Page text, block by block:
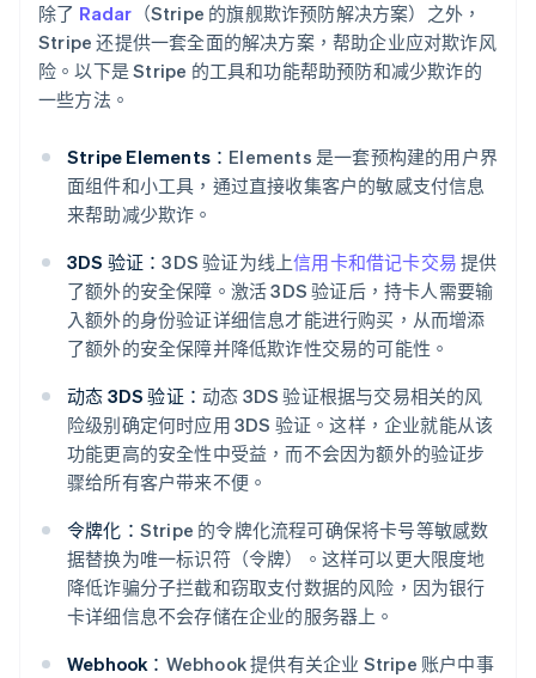
除了 Radar （Stripe 的旗舰欺诈预防解决方案）之外，
Stripe 还提供一套全面的解决方案，帮助企业应对欺诈风
险。以下是 Stripe 的工具和功能帮助预防和减少欺诈的
一些方法。
Stripe Elements： Elements 是一套预构建的用户界
面组件和小工具，通过直接收集客户的敏感支付信息
来帮助减少欺诈。
3DS 验证：3DS 验证为线上信用卡和借记卡交易 提供
了额外的安全保障。激活 3DS 验证后，持卡人需要输
入额外的身份验证详细信息才能进行购买，从而增添
了额外的安全保障并降低欺诈性交易的可能性。
动态 3DS 验证： 动态 3DS 验证根据与交易相关的风
险级别确定何时应用 3DS 验证。这样，企业就能从该
功能更高的安全性中受益，而不会因为额外的验证步
骤给所有客户带来不便。
令牌化： Stripe 的令牌化流程可确保将卡号等敏感数
据替换为唯一标识符（令牌）。这样可以更大限度地
降低诈骗分子拦截和窃取支付数据的风险，因为银行
卡详细信息不会存储在企业的服务器上。
Webhook： Webhook 提供有关企业 Stripe 账户中事